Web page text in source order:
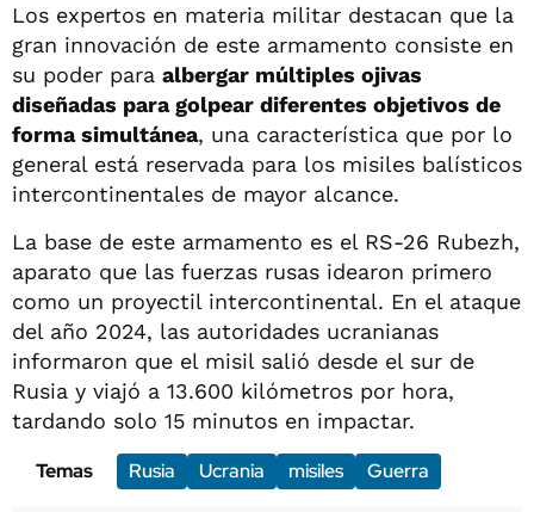
Los expertos en materia militar destacan que la
gran innovación de este armamento consiste en
su poder para albergar múltiples ojivas
diseñadas para golpear diferentes objetivos de
forma simultánea, una característica que por lo
general está reservada para los misiles balísticos
intercontinentales de mayor alcance.
La base de este armamento es el RS-26 Rubezh,
aparato que las fuerzas rusas idearon primero
como un proyectil intercontinental. En el ataque
del año 2024, las autoridades ucranianas
informaron que el misil salió desde el sur de
Rusia y viajó a 13.600 kilómetros por hora,
tardando solo 15 minutos en impactar.
Temas
Rusia Ucrania misiles Guerra